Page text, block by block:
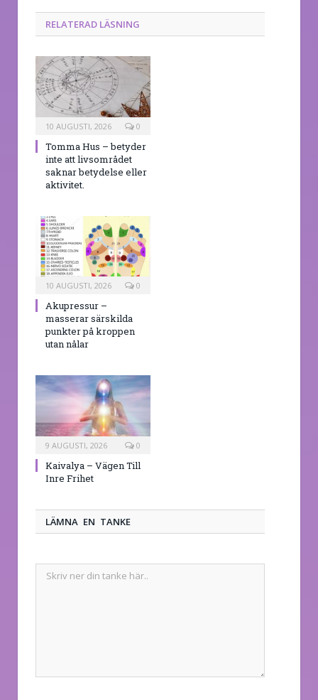
RELATERAD LÄSNING
10 AUGUSTI, 2026 0
Tomma Hus – betyder
inte att livsområdet
saknar betydelse eller
aktivitet.
10 AUGUSTI, 2026 0
Akupressur –
masserar särskilda
punkter på kroppen
utan nålar
9 AUGUSTI, 2026 0
Kaivalya – Vägen Till
Inre Frihet
LÄMNA EN TANKE